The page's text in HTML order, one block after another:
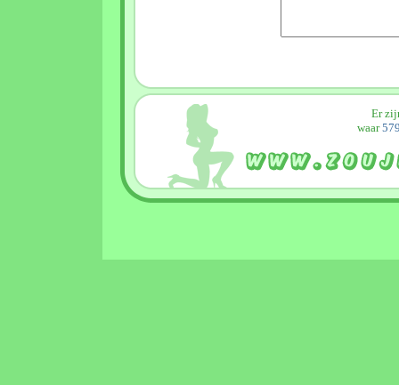
Er
waar